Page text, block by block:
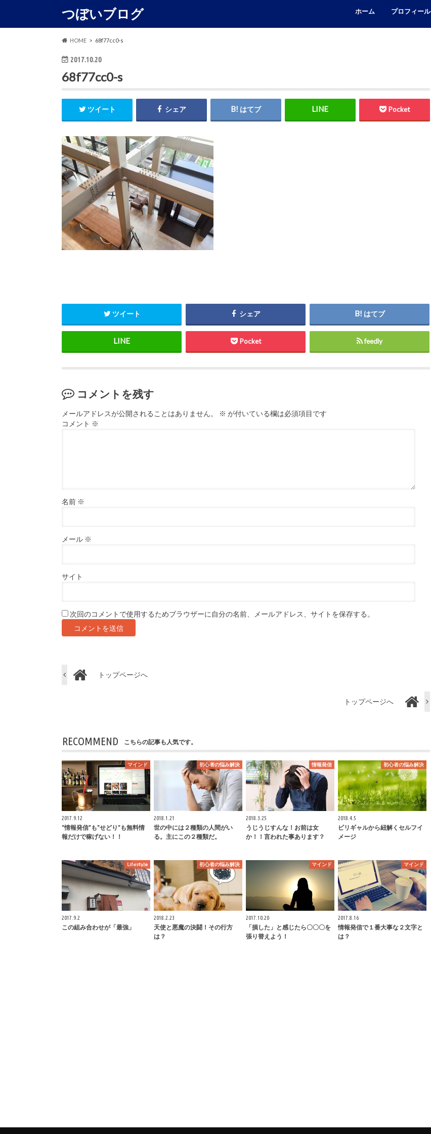
つぼいブログ ホーム プロフィール
HOME 68f77cc0-s
2017.10.20
68f77cc0-s
ツイート シェア はてブ Pocket
ツイート シェア はてブ
Pocket feedly
コメントを残す
メールアドレスが公開されることはありません。 ※ が付いている欄は必須項目です
コメント ※
名前 ※
メール ※
サイト
次回のコメントで使用するためブラウザーに自分の名前、メールアドレス、サイトを保存する。
トップページへ
トップページへ
RECOMMEND こちらの記事も人気です。
マインド
2017.9.12
”情報発信”も”せどり”も無料情
報だけで稼げない！！
初心者の悩み解決
2018.1.21
世の中には２種類の人間がい
る。主にこの２種類だ。
情報発信
2018.3.25
うじうじすんな！お前は女
か！！言われた事あります？
初心者の悩み解決
2018.4.5
ビリギャルから紐解くセルフイ
メージ
Lifestyle
2017.9.2
この組み合わせが「最強」
初心者の悩み解決
2018.2.23
天使と悪魔の決闘！その行方
は？
マインド
2017.10.20
「損した」と感じたら〇〇〇を
張り替えよう！
マインド
2017.8.16
情報発信で１番大事な２文字と
は？